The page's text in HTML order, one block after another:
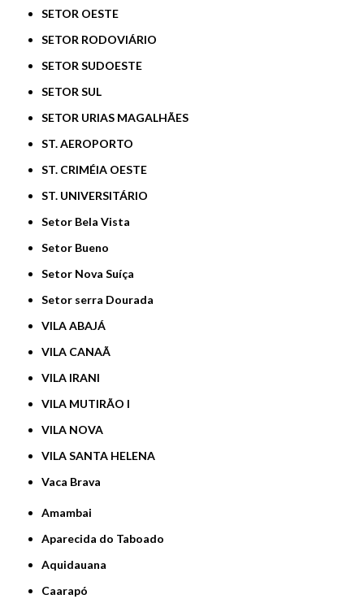
SETOR OESTE
SETOR RODOVIÁRIO
SETOR SUDOESTE
SETOR SUL
SETOR URIAS MAGALHÃES
ST. AEROPORTO
ST. CRIMÉIA OESTE
ST. UNIVERSITÁRIO
Setor Bela Vista
Setor Bueno
Setor Nova Suíça
Setor serra Dourada
VILA ABAJÁ
VILA CANAÃ
VILA IRANI
VILA MUTIRÃO I
VILA NOVA
VILA SANTA HELENA
Vaca Brava
Amambai
Aparecida do Taboado
Aquidauana
Caarapó